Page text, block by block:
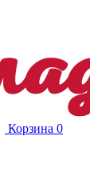
Корзина 0